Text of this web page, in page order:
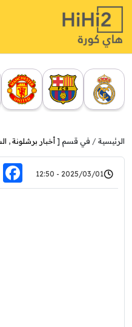
الرئيسية في قسم [ أخبار برشلونة ,
2025/03/01 - 12:50